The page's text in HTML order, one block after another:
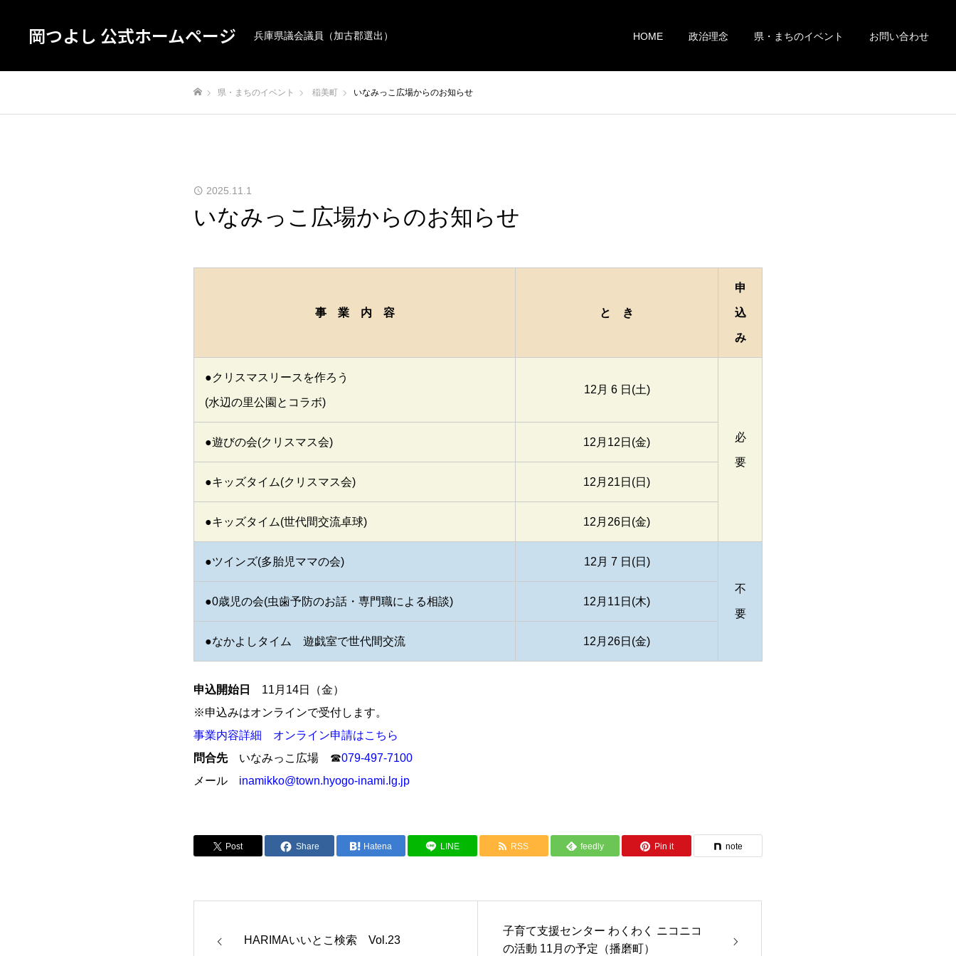
岡つよし 公式ホームページ 兵庫県議会議員（加古郡選出） HOME 政治理念 県・まちのイベント お問い合わせ
県・まちのイベント 稲美町 いなみっこ広場からのお知らせ
2025.11.1
いなみっこ広場からのお知らせ
事 業 内 容 と き
申
込
み
●クリスマスリースを作ろう
(水辺の里公園とコラボ)
12月 6 日(土)
必
要
●遊びの会(クリスマス会) 12月12日(金)
●キッズタイム(クリスマス会) 12月21日(日)
●キッズタイム(世代間交流卓球) 12月26日(金)
●ツインズ(多胎児ママの会) 12月 7 日(日)
不
要
●0歳児の会(虫歯予防のお話・専門職による相談) 12月11日(木)
●なかよしタイム 遊戯室で世代間交流 12月26日(金)
申込開始日
11月14日（金）
※申込みはオンラインで受付します。
事業内容詳細
オンライン申請はこちら
問合先いなみっこ広場 ☎079-497-7100
メール inamikko@town.hyogo-inami.lg.jp
Post Share Hatena LINE RSS feedly Pin it note
HARIMAいいとこ検索 Vol.23
子育て支援センター わくわく ニコニコ
の活動 11月の予定（播磨町）